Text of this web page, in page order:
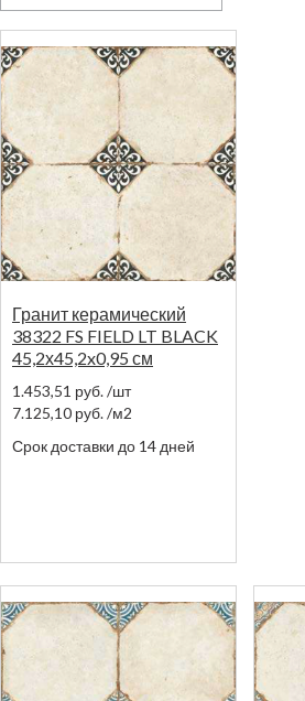
Гранит керамический
38322 FS FIELD LT BLACK
45,2х45,2x0,95 см
1.453,51 руб./шт
7.125,10 руб./м2
Срок доставки до 14 дней